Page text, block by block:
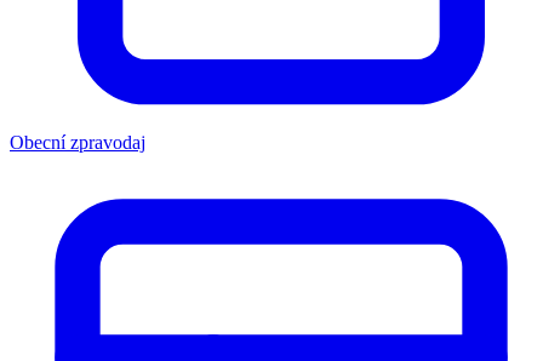
Obecní zpravodaj